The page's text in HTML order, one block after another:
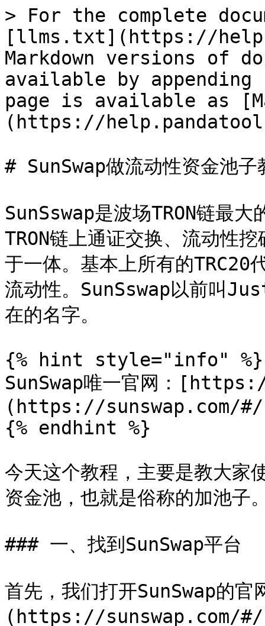
> For the complete
[llms.txt](https://
Markdown versions of
available by
page is available as
(https://
# SunSwap做流动性资金池子
SunSswap是波场TRON链最
TRON链上通证交换、流动性
于一体。基本上所有的TRC20
流动性。SunSswap以前叫
在的名字。
{% hint style="info" %}
SunSwap唯一官网：
(https://sunswap.com/#/
{% endhint %}
今天这个教程，主要是教大家
资金池，也就是俗称的加池子
### 一、找到SunSwap平台
首先，我们打开SunSwap
(https://sunswap.com/#/